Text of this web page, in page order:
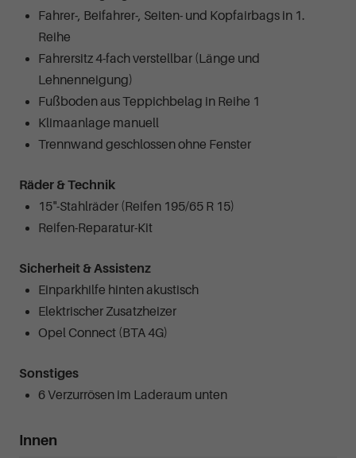
Fahrer-, Beifahrer-, Seiten- und Kopfairbags in 1.
Reihe
Fahrersitz 4-fach verstellbar (Länge und
Lehnenneigung)
Fußboden aus Teppichbelag in Reihe 1
Klimaanlage manuell
Trennwand geschlossen ohne Fenster
Räder & Technik
15"-Stahlräder (Reifen 195/65 R 15)
Reifen-Reparatur-Kit
Sicherheit & Assistenz
Einparkhilfe hinten akustisch
Elektrischer Zusatzheizer
Opel Connect (BTA 4G)
Sonstiges
6 Verzurrösen im Laderaum unten
Innen